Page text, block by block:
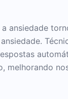
ansiedade
melhorando